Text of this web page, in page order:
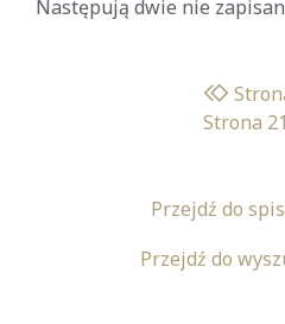
Następują dwie nie
Strona
Przejdź do
Przejdź do